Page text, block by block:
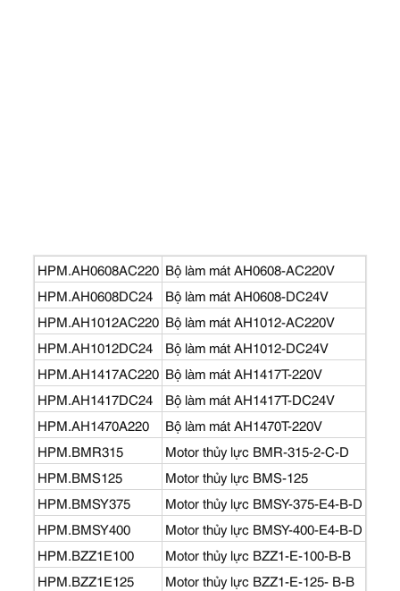
HPM.AH0608AC220 Bộ làm mát AH0608-AC220V
HPM.AH0608DC24
Bộ làm mát AH0608-DC24V
HPM.AH1012AC220 Bộ làm mát AH1012-AC220V
HPM.AH1012DC24
Bộ làm mát AH1012-DC24V
HPM.AH1417AC220 Bộ làm mát AH1417T-220V
HPM.AH1417DC24
Bộ làm mát AH1417T-DC24V
HPM.AH1470A220
Bộ làm mát AH1470T-220V
HPM.BMR315
Motor thủy lực BMR-315-2-C-D
HPM.BMS125
Motor thủy lực BMS-125
HPM.BMSY375
Motor thủy lực BMSY-375-E4-B-D
HPM.BMSY400
Motor thủy lực BMSY-400-E4-B-D
HPM.BZZ1E100
Motor thủy lực BZZ1-E-100-B-B
HPM.BZZ1E125
Motor thủy lực BZZ1-E-125- B-B